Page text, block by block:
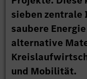
sieben zentrale
saubere
alternative
und Mobilität.